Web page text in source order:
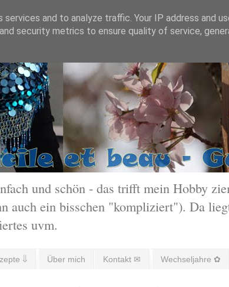
und schön - das trifft mein Hobby
auch ein bisschen "kompliziert"). Da
uvm.
⇓ Über mich Kontakt ✉ Wechseljahre ✿
and to analyze traffic. Your IP address and
security metrics to ensure quality of service,